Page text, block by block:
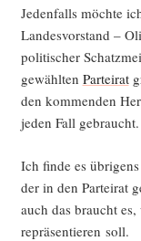
Jeden­falls möch­te
Lan­des­vor­stand –
poli­ti­scher
ge­wähl­ten Par­tei­rat
den kom­men­den
jeden Fall gebraucht.
Ich fin­de es
der in den Par­tei­rat
auch das braucht
reprä­sen­tie­ren soll.